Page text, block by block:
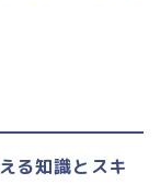
る知識とスキ